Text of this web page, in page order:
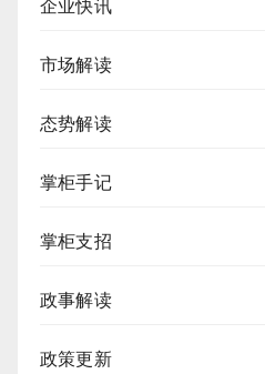
企业快讯
市场解读
态势解读
掌柜手记
掌柜支招
政事解读
政策更新